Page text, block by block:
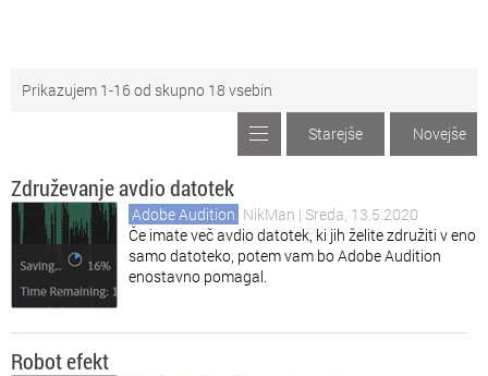
Pa Paint.net
Ve Večpredstavnost
Prikazujem 1-16 od skupno 18 vsebin
Novejše
Starejše
Združevanje avdio datotek
Adobe Audition NikMan | Sreda, 13.5.2020
Če imate več avdio datotek, ki jih želite združiti v eno
samo datoteko, potem vam bo Adobe Audition
enostavno pomagal.
Robot efekt